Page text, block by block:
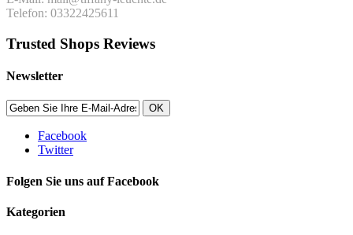
Telefon: 03322425611
Trusted Shops Reviews
Newsletter
OK
Facebook
Twitter
Folgen Sie uns auf Facebook
Kategorien